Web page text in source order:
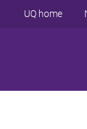
UQ home